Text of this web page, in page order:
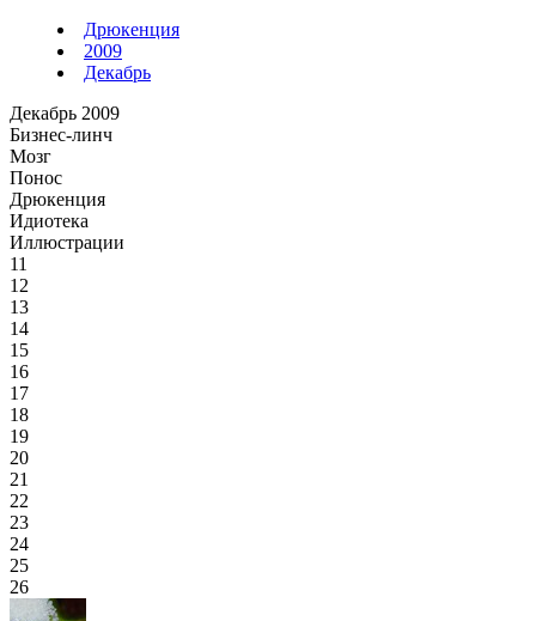
Дрюкенция
2009
Декабрь
Декабрь 2009
Бизнес-линч
Мозг
Понос
Дрюкенция
Идиотека
Иллюстрации
11
12
13
14
15
16
17
18
19
20
21
22
23
24
25
26